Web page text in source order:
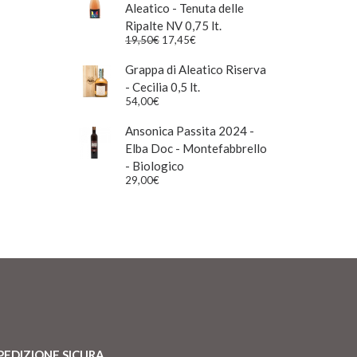
Aleatico - Tenuta delle
Ripalte NV 0,75 lt.
19,50€ Il
originale
era:
19,50€.
17,45€
attuale
è:
17,45€.
Grappa di Aleatico Riserva
- Cecilia 0,5 lt.
54,00€
Ansonica Passita 2024 -
Elba Doc - Montefabbrello
- Biologico
29,00€